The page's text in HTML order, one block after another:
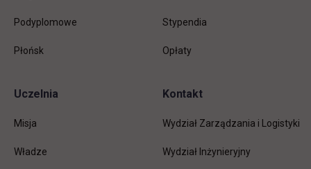
Podyplomowe
Płońsk
Stypendia
Opłaty
Uczelnia
Misja
Władze
Kontakt
Wydział Zarządzania i Logistyki
Wydział Inżynieryjny